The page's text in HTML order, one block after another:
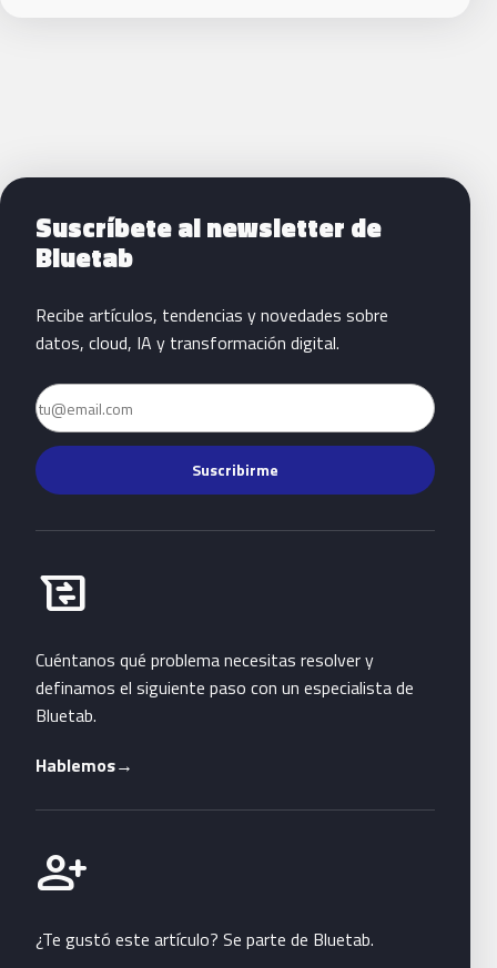
Siguientes pasos con Bluetab
Suscríbete al newsletter de
Bluetab
Recibe artículos, tendencias y novedades sobre
datos, cloud, IA y transformación digital.
Email
Suscribirme
business_messages
Habla con Bluetab
Cuéntanos qué problema necesitas resolver y
definamos el siguiente paso con un especialista de
Bluetab.
Hablemos→
person_add
Únete a Bluetab
¿Te gustó este artículo? Se parte de Bluetab.